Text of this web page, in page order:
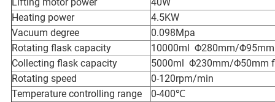
Heating power
4.5KW
Vacuum degree
0.098Mpa
Rotating flask capacity
10000ml Φ280mm/
Collecting flask capacity
5000ml Φ230mm/Φ50mm
Rotating speed
0-120rpm/min
Temperature controlling range
0-400℃